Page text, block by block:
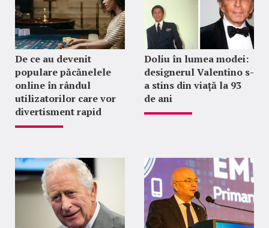
De ce au devenit
populare păcănelele
online în rândul
utilizatorilor care vor
divertisment rapid
Doliu în lumea modei:
designerul Valentino s-
a stins din viață la 93
de ani